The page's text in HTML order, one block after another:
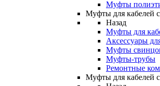
Муфты
Муфты для кабелей
Назад
Муфты для
Аксессуары
Муфты
Муфты-трубы
Ремонтные
Муфты для кабелей